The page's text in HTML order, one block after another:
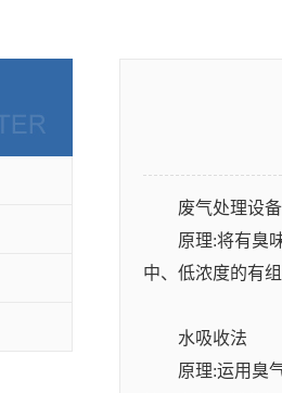
废气处理设
原理:将有臭
中、低浓度的有
水吸收法
原理:运用臭